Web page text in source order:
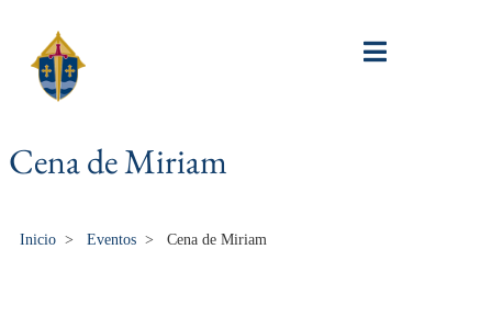
Cena de Miriam
Inicio > Eventos > Cena de Miriam